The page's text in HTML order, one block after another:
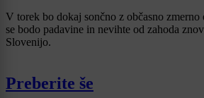
V torek bo dokaj sončno z občasno zmerno
se bodo padavine in nevihte od zahoda
Slovenijo.
Preberite še